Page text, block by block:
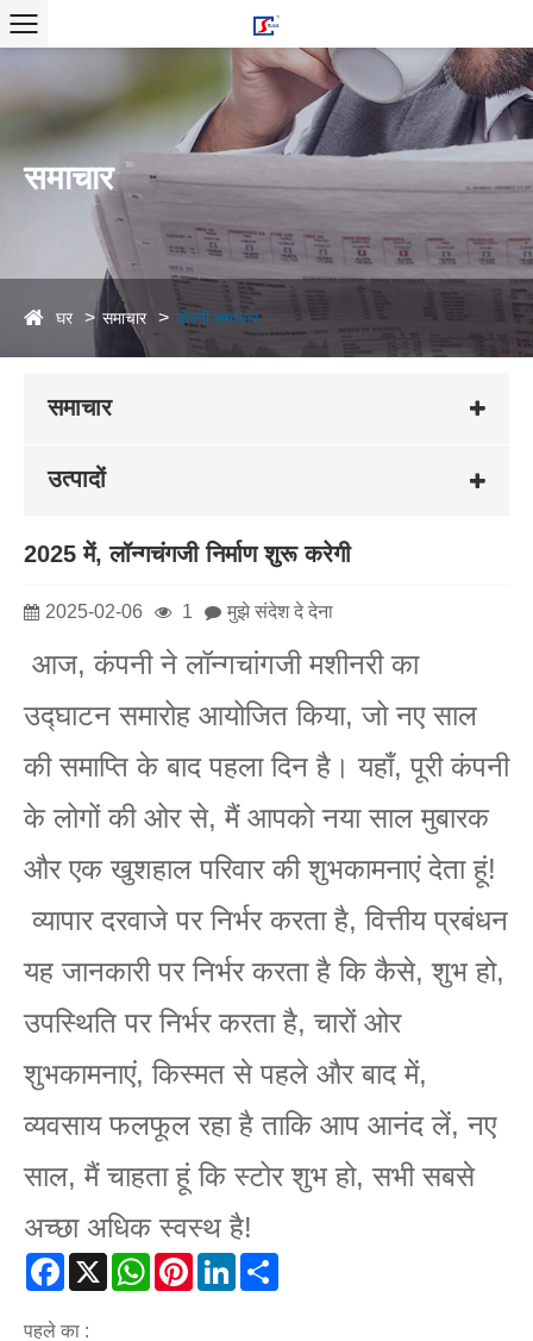
समाचार
घर समाचार कंपनी समाचार
समाचार
उत्पादों
2025 में, लॉन्गचंगजी निर्माण शुरू करेगी
2025-02-06 1 मुझे संदेश दे देना
आज, कंपनी ने लॉन्गचांगजी मशीनरी का
उद्घाटन समारोह आयोजित किया, जो नए साल
की समाप्ति के बाद पहला दिन है। यहाँ, पूरी कंपनी
के लोगों की ओर से, मैं आपको नया साल मुबारक
और एक खुशहाल परिवार की शुभकामनाएं देता हूं!
व्यापार दरवाजे पर निर्भर करता है, वित्तीय प्रबंधन
यह जानकारी पर निर्भर करता है कि कैसे, शुभ हो,
उपस्थिति पर निर्भर करता है, चारों ओर
शुभकामनाएं, किस्मत से पहले और बाद में,
व्यवसाय फलफूल रहा है ताकि आप आनंद लें, नए
साल, मैं चाहता हूं कि स्टोर शुभ हो, सभी सबसे
अच्छा अधिक स्वस्थ है!
Facebook
X WhatsAppPinterestLinkedIn
पहले का :